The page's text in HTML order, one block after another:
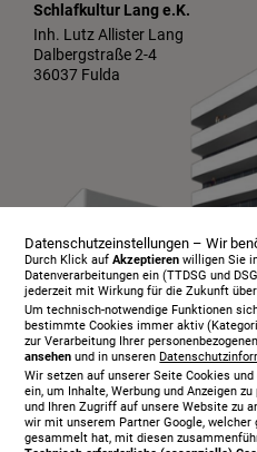
Schlafkultur Lang e.K.
Inh. Lutz Allister Lang
Dalbergstraße 2-4
36037 Fulda
Infopaket
Über uns
Serviceangebot
Datenschutzeinstellungen – Wir
Durch Klick aufAkzeptieren willigen Sie
Datenverarbeitungen ein (TTDSG und
jederzeit mit Wirkung für die Zukunft
Um technisch-notwendige Funktionen
bestimmte Cookies immer aktiv
zur Verarbeitung Ihrer
ansehen und in unseren
Wir setzen auf unserer Seite Cookies
ein, um Inhalte, Werbung und Anzeigen
und Ihren Zugriff auf unsere Website zu
wir mit unserem Partner Google,
gesammelt hat, mit diesen